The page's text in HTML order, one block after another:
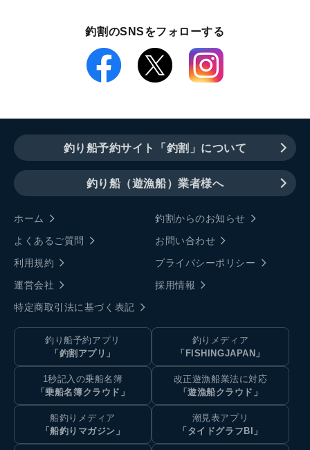
釣割のSNSをフォローする
釣り船予約サイト「釣割」について
釣り船（遊漁船）業者様へ
ホーム
釣割からのお知らせ
よくあるご質問
お問い合わせ
利用規約
プライバシーポリシー
運営会社
採用情報
特定商取引法に基づく表記
釣り船予約アプリ
「釣割アプリ」
釣りメディア
「FISHINGJAPAN」
1秒記入の乗船名簿
「乗船名簿クラウド」
改正遊漁船業法に対応
「遊漁船クラウド」
船釣りメディア
「船釣りマガジン」
潮見表アプリ
「タイドグラフBI」